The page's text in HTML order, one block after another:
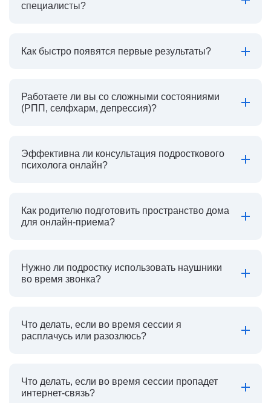
специалисты?
Как быстро появятся первые результаты?
Работаете ли вы со сложными состояниями
(РПП, селфхарм, депрессия)?
Эффективна ли консультация подросткового
психолога онлайн?
Как родителю подготовить пространство дома
для онлайн-приема?
Нужно ли подростку использовать наушники
во время звонка?
Что делать, если во время сессии я
расплачусь или разозлюсь?
Что делать, если во время сессии пропадет
интернет-связь?